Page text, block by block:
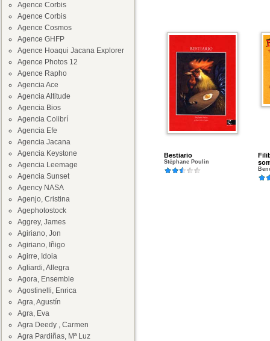
Agence Corbis
Agence Corbis
Agence Cosmos
Agence GHFP
Agence Hoaqui Jacana Explorer
Agence Photos 12
Agence Rapho
Agencia Ace
Agencia Altitude
Agencia Bios
Agencia Colibrí
Agencia Efe
Agencia Jacana
Agencia Keystone
Agencia Leemage
Agencia Sunset
Agency NASA
Agenjo, Cristina
Agephotostock
Aggrey, James
Agiriano, Jon
Agiriano, Iñigo
Agirre, Idoia
Agliardi, Allegra
Agora, Ensemble
Agostinelli, Enrica
Agra, Agustín
Agra, Eva
Agra Deedy , Carmen
Agra Pardiñas, Mª Luz
Bestiario
Stéphane Poulin